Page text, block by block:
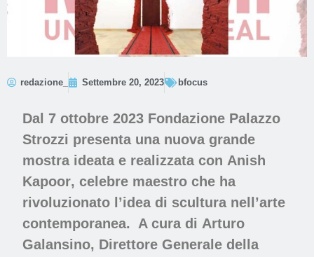
redazione_ Settembre 20, 2023 bfocus
Dal 7 ottobre 2023 Fondazione Palazzo
Strozzi presenta una nuova grande
mostra ideata e realizzata con Anish
Kapoor, celebre maestro che ha
rivoluzionato l’idea di scultura nell’arte
contemporanea. A cura di Arturo
Galansino, Direttore Generale della